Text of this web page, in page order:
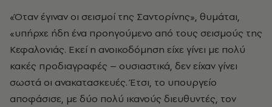
«Όταν έγιναν οι σεισμοί της Σαντορίνης», θυμάται,
«υπήρχε ήδη ένα προηγούμενο από τους σεισμούς της
Κεφαλονιάς. Εκεί η ανοικοδόμηση είχε γίνει με πολύ
κακές προδιαγραφές – ουσιαστικά, δεν είχαν γίνει
σωστά οι ανακατασκευές. Έτσι, το υπουργείο
αποφάσισε, με δύο πολύ ικανούς διευθυντές, τον